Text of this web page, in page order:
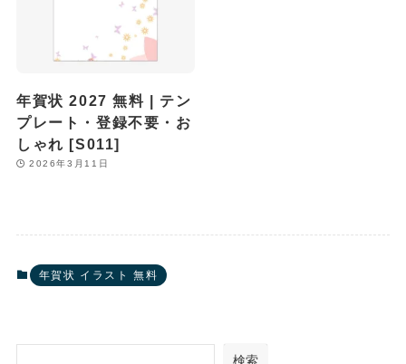
年賀状 2027 無料 | テン
プレート・登録不要・お
しゃれ [S011]
2026年3月11日
年賀状 イラスト 無料
検索